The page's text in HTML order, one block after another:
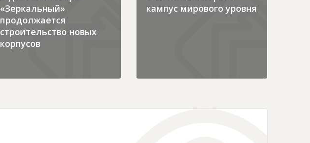
«Зеркальный»
продолжается
строительство новых
корпусов
кампус мирового уровня